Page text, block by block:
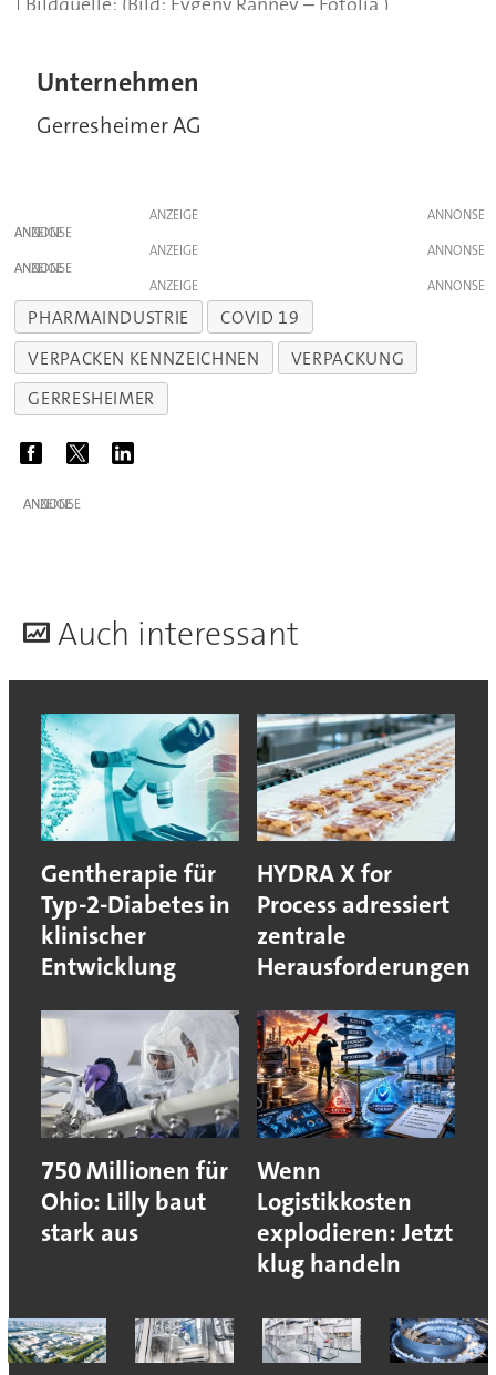
Unternehmen
Gerresheimer AG
ANZEIGE
ANZEIGE
ANZEIGE
ANZEIGE
ANZEIGE
PHARMAINDUSTRIE
COVID 19
VERPACKEN KENNZEICHNEN
VERPACKUNG
GERRESHEIMER
ANZEIGE
Auch interessant
Gentherapie für
Typ-2-Diabetes in
klinischer
Entwicklung
HYDRA X for
Process adressiert
zentrale
Herausforderungen
750 Millionen für
Ohio: Lilly baut
stark aus
Wenn
Logistikkosten
explodieren: Jetzt
klug handeln